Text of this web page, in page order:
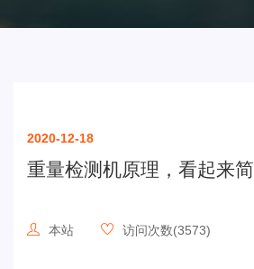
2020-12-18
重量检测机原理，看起来
本站 访问次数(3573)